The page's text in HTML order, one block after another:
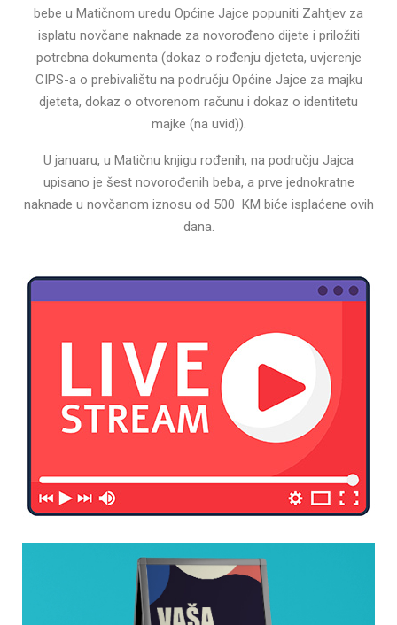
bebe u Matičnom uredu Općine Jajce popuniti Zahtjev za
isplatu novčane naknade za novorođeno dijete i priložiti
potrebna dokumenta (dokaz o rođenju djeteta, uvjerenje
CIPS-a o prebivalištu na području Općine Jajce za majku
djeteta, dokaz o otvorenom računu i dokaz o identitetu
majke (na uvid)).
U januaru, u Matičnu knjigu rođenih, na području Jajca
upisano je šest novorođenih beba, a prve jednokratne
naknade u novčanom iznosu od 500 KM biće isplaćene ovih
dana.